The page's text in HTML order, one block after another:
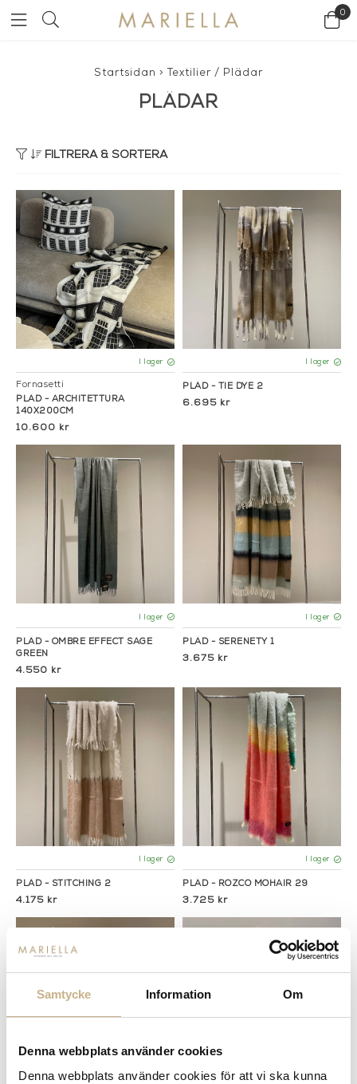
Samtycke Information Om
Denna webbplats använder cookies
Denna webbplats använder cookies för att vi ska kunna
0
Startsidan > Textilier / Plädar
PLÄDAR
FILTRERA & SORTERA
I lager
Fornasetti
PLÄD - ARCHITETTURA
140X200CM
10.600 kr
I lager
PLÄD - TIE DYE 2
6.695 kr
I lager
PLÄD - OMBRE EFFECT SAGE
GREEN
4.550 kr
I lager
PLÄD - SERENETY 1
3.675 kr
I lager
PLÄD - STITCHING 2
4.175 kr
I lager
PLÄD - ROZCO MOHAIR 29
3.725 kr